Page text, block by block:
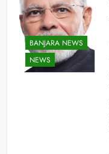
BANJARA NEWS
NEWS